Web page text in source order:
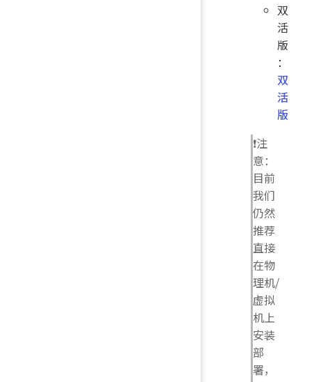
双
活
版
：
双
活
版
❗️注
意：
目前
我们
仍然
推荐
直接
在物
理机/
虚拟
机上
安装
部
署，